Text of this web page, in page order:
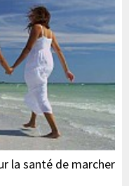
la santé de marcher